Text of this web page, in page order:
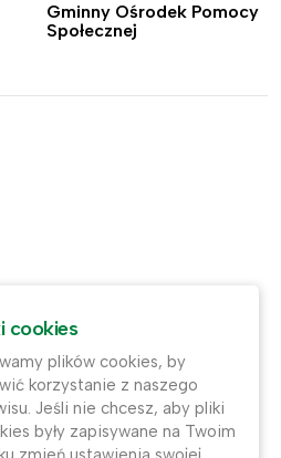
Gminny Ośrodek Pomocy
Społecznej
Kontakt
ug@czastary.pl
cookies
plików cookies, by
korzystanie z naszego
Jeśli nie chcesz, aby pliki
były zapisywane na Twoim